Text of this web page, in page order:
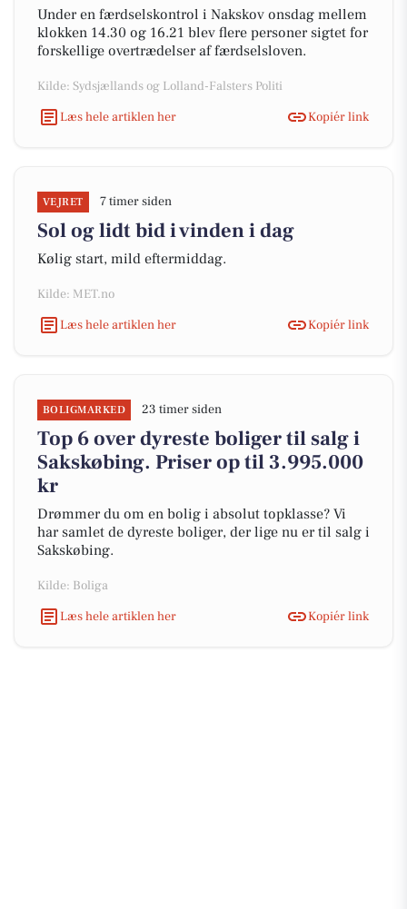
Under en færdselskontrol i Nakskov onsdag mellem
klokken 14.30 og 16.21 blev flere personer sigtet for
forskellige overtrædelser af færdselsloven.
Kilde: Sydsjællands og Lolland-Falsters Politi
Læs hele artiklen her
Kopiér link
VEJRET 7 timer siden
Sol og lidt bid i vinden i dag
Kølig start, mild eftermiddag.
Kilde: MET.no
Læs hele artiklen her
Kopiér link
BOLIGMARKED 23 timer siden
Top 6 over dyreste boliger til salg i
Sakskøbing. Priser op til 3.995.000
kr
Drømmer du om en bolig i absolut topklasse? Vi
har samlet de dyreste boliger, der lige nu er til salg i
Sakskøbing.
Kilde: Boliga
Læs hele artiklen her
Kopiér link